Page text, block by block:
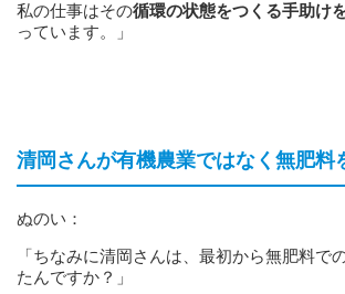
私の仕事はその循環の状態をつくる手助け
っています。」
清岡さんが有機農業ではなく無肥料
ぬのい：
「ちなみに清岡さんは、最初から無肥料で
たんですか？」